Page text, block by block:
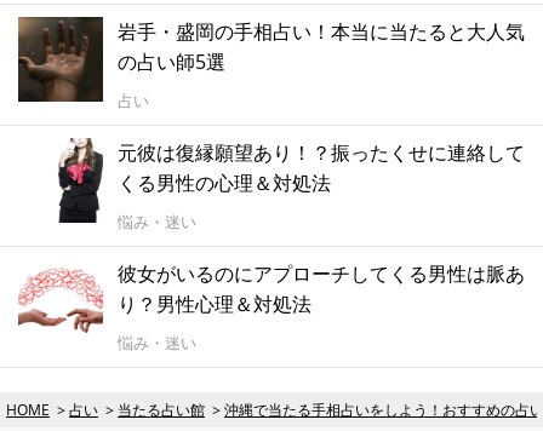
岩手・盛岡の手相占い！本当に当たると大人気
の占い師5選
占い
元彼は復縁願望あり！？振ったくせに連絡して
くる男性の心理＆対処法
悩み・迷い
彼女がいるのにアプローチしてくる男性は脈あ
り？男性心理＆対処法
悩み・迷い
HOME 占い 当たる占い館 沖縄で当たる手相占いをしよう！おすすめの占